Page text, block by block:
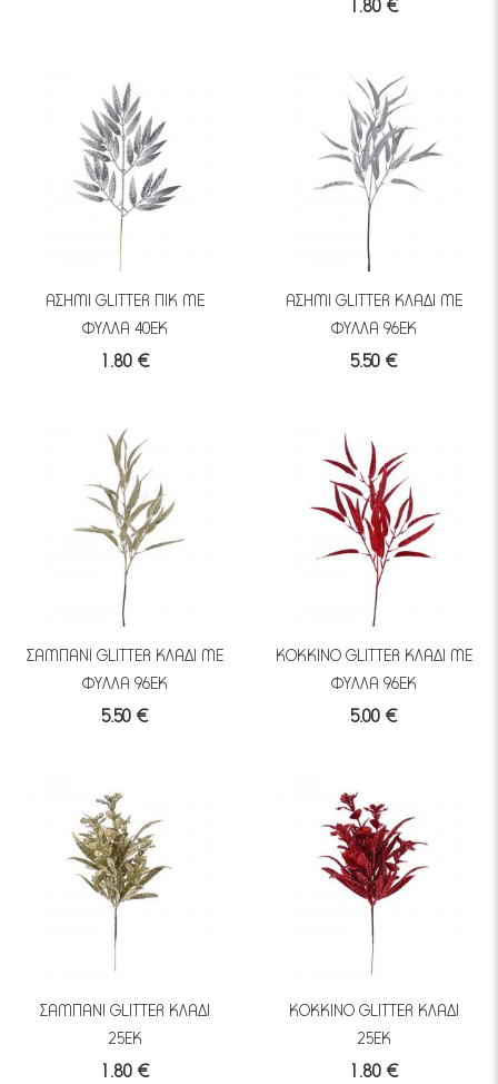
1.80 €
ΑΣΗΜΙ GLITTER ΠΙΚ ME
ΦΥΛΛΑ 40EK
1.80 €
ΑΣΗΜΙ GLITTER ΚΛΑΔΙ ΜΕ
ΦΥΛΛΑ 96ΕΚ
5.50 €
ΣΑΜΠΑΝΙ GLITTER ΚΛΑΔΙ ΜΕ
ΦΥΛΛΑ 96ΕΚ
5.50 €
ΚΟΚΚΙΝΟ GLITTER ΚΛΑΔΙ ΜΕ
ΦΥΛΛΑ 96ΕΚ
5.00 €
ΣΑΜΠΑΝΙ GLITTER ΚΛΑΔΙ
25ΕΚ
1.80 €
ΚΟΚΚΙΝΟ GLITTER ΚΛΑΔΙ
25ΕΚ
1.80 €